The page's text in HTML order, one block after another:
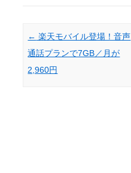
Post navigation
← 楽天モバイル登場！音声
通話プランで7GB／月が
2,960円